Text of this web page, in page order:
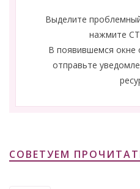
Выделите
нажмите
В появившемся окне
отправьте
СОВЕТУЕМ